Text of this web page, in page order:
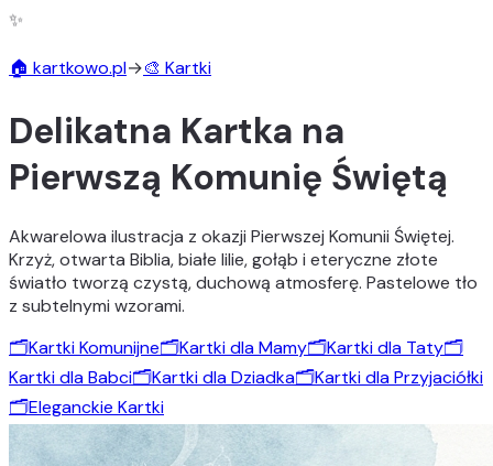
✨
🏠 kartkowo.pl→🎨 Kartki
Delikatna Kartka na
Pierwszą Komunię Świętą
Akwarelowa ilustracja z okazji Pierwszej Komunii Świętej.
Krzyż, otwarta Biblia, białe lilie, gołąb i eteryczne złote
światło tworzą czystą, duchową atmosferę. Pastelowe tło
z subtelnymi wzorami.
🗂️Kartki Komunijne🗂️Kartki dla Mamy🗂️Kartki dla Taty🗂️
Kartki dla Babci🗂️Kartki dla Dziadka🗂️Kartki dla Przyjaciółki
🗂️Eleganckie Kartki